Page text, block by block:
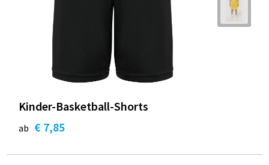
Kinder-Basketball-Shorts
ab € 7,85